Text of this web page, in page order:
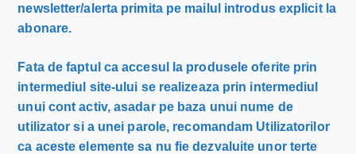
newsletter/alerta primita pe mailul introdus explicit la
abonare.
Fata de faptul ca accesul la produsele oferite prin
intermediul site-ului se realizeaza prin intermediul
unui cont activ, asadar pe baza unui nume de
utilizator si a unei parole, recomandam Utilizatorilor
ca aceste elemente sa nu fie dezvaluite unor terte